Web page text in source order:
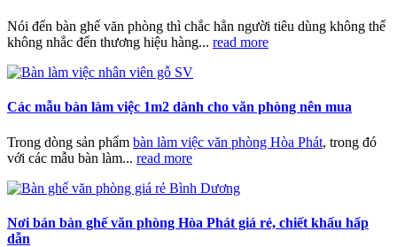
Nói đến bàn ghế văn phòng thì chắc hẳn người tiêu dùng không thể
không nhắc đến thương hiệu hàng... read more
Các mẫu bàn làm việc 1m2 dành cho văn phòng nên mua
Trong dòng sản phẩm bàn làm việc văn phòng Hòa Phát, trong đó
với các mẫu bàn làm... read more
Nơi bán bàn ghế văn phòng Hòa Phát giá rẻ, chiết khấu hấp
dẫn